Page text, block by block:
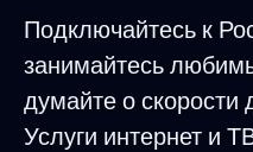
Подключайтесь к
занимайтесь
думайте о скорости
Услуги интернет и